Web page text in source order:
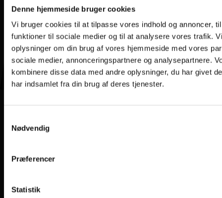
Denne hjemmeside bruger cookies
Vi bruger cookies til at tilpasse vores indhold og annoncer,
funktioner til sociale medier og til at analysere vores trafik.
oplysninger om din brug af vores hjemmeside med vores
sociale medier, annonceringspartnere og analysepartnere.
kombinere disse data med andre oplysninger, du har givet
har indsamlet fra din brug af deres tjenester.
Nødvendig
Præferencer
Statistik